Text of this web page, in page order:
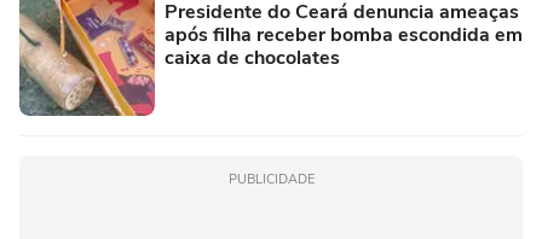
Presidente do Ceará denuncia ameaças
após filha receber bomba escondida em
caixa de chocolates
PUBLICIDADE